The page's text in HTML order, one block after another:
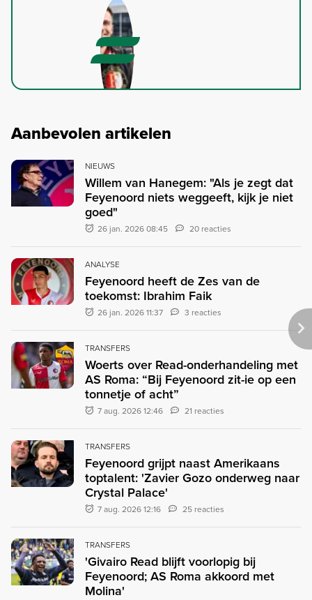
Aanbevolen artikelen
NIEUWS
Willem van Hanegem: "Als je zegt dat
Feyenoord niets weggeeft, kijk je niet
goed"
26 jan. 2026 08:45 20 reacties
ANALYSE
Feyenoord heeft de Zes van de
toekomst: Ibrahim Faik
26 jan. 2026 11:37 3 reacties
TRANSFERS
Woerts over Read-onderhandeling met
AS Roma: “Bij Feyenoord zit-ie op een
tonnetje of acht”
7 aug. 2026 12:46 21 reacties
TRANSFERS
Feyenoord grijpt naast Amerikaans
toptalent: 'Zavier Gozo onderweg naar
Crystal Palace'
7 aug. 2026 12:16 25 reacties
TRANSFERS
'Givairo Read blijft voorlopig bij
Feyenoord; AS Roma akkoord met
Molina'